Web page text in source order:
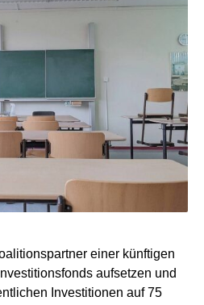
einer künftigen
aufsetzen und
Investitionen auf 75